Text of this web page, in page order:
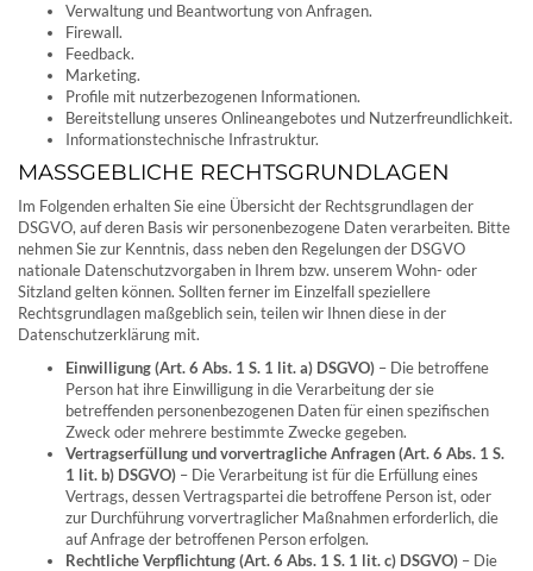
Verwaltung und Beantwortung von Anfragen.
Firewall.
Feedback.
Marketing.
Profile mit nutzerbezogenen Informationen.
Bereitstellung unseres Onlineangebotes und Nutzerfreundlichkeit.
Informationstechnische Infrastruktur.
MASSGEBLICHE RECHTSGRUNDLAGEN
Im Folgenden erhalten Sie eine Übersicht der Rechtsgrundlagen der
DSGVO, auf deren Basis wir personenbezogene Daten verarbeiten. Bitte
nehmen Sie zur Kenntnis, dass neben den Regelungen der DSGVO
nationale Datenschutzvorgaben in Ihrem bzw. unserem Wohn- oder
Sitzland gelten können. Sollten ferner im Einzelfall speziellere
Rechtsgrundlagen maßgeblich sein, teilen wir Ihnen diese in der
Datenschutzerklärung mit.
Einwilligung (Art. 6 Abs. 1 S. 1 lit. a) DSGVO) – Die betroffene
Person hat ihre Einwilligung in die Verarbeitung der sie
betreffenden personenbezogenen Daten für einen spezifischen
Zweck oder mehrere bestimmte Zwecke gegeben.
Vertragserfüllung und vorvertragliche Anfragen (Art. 6 Abs. 1 S.
1 lit. b) DSGVO) – Die Verarbeitung ist für die Erfüllung eines
Vertrags, dessen Vertragspartei die betroffene Person ist, oder
zur Durchführung vorvertraglicher Maßnahmen erforderlich, die
auf Anfrage der betroffenen Person erfolgen.
Rechtliche Verpflichtung (Art. 6 Abs. 1 S. 1 lit. c) DSGVO) – Die